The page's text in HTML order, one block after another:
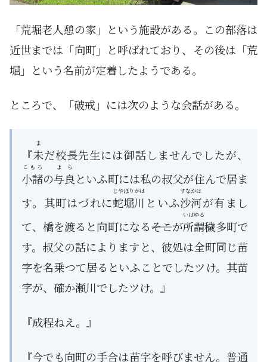
「荒堀老人憩の家」という施設がある。この部落は
近世までは「向町」と呼ばれており、その後は「荒
堀」という名前が定着したようである。
ところで、「破戒」には次のような会話がある。
『未
ま
だ校長先生には御話しませんでしたが、
小諸
こもろ
の与良
よら
といふ町には私の叔父が住んで居ま
す。其町はづれに蛇堀川
じやぼりがは
といふ沙河
すながは
が有まし
て、橋を渡ると向町になる――そこが所謂
いはゆる
穢多町で
す。叔父の話によりますと、彼処は全町同じ苗
字を名乗つて居るといふことでしたツけ。其苗
字が、確か瀬川でしたツけ。』
『成程ねえ。』
『今でも向町の手合は苗字を呼びません。普通